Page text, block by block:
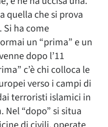
quella che si prova
Si ha come
un “prima” e un
dopo l’11
c’è chi colloca le
verso i campi di
terroristi islamici in
Nel “dopo” si situa